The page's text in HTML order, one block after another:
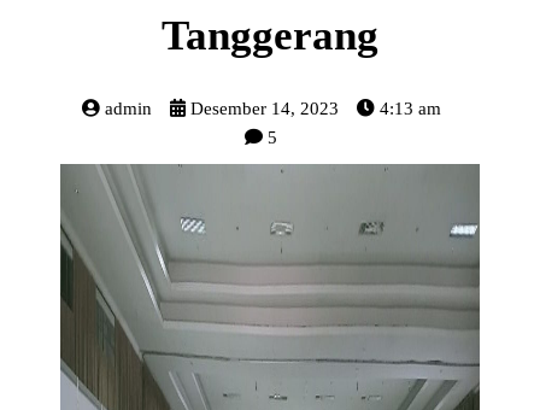
Tanggerang
admin Desember 14, 2023
4:13 am
5